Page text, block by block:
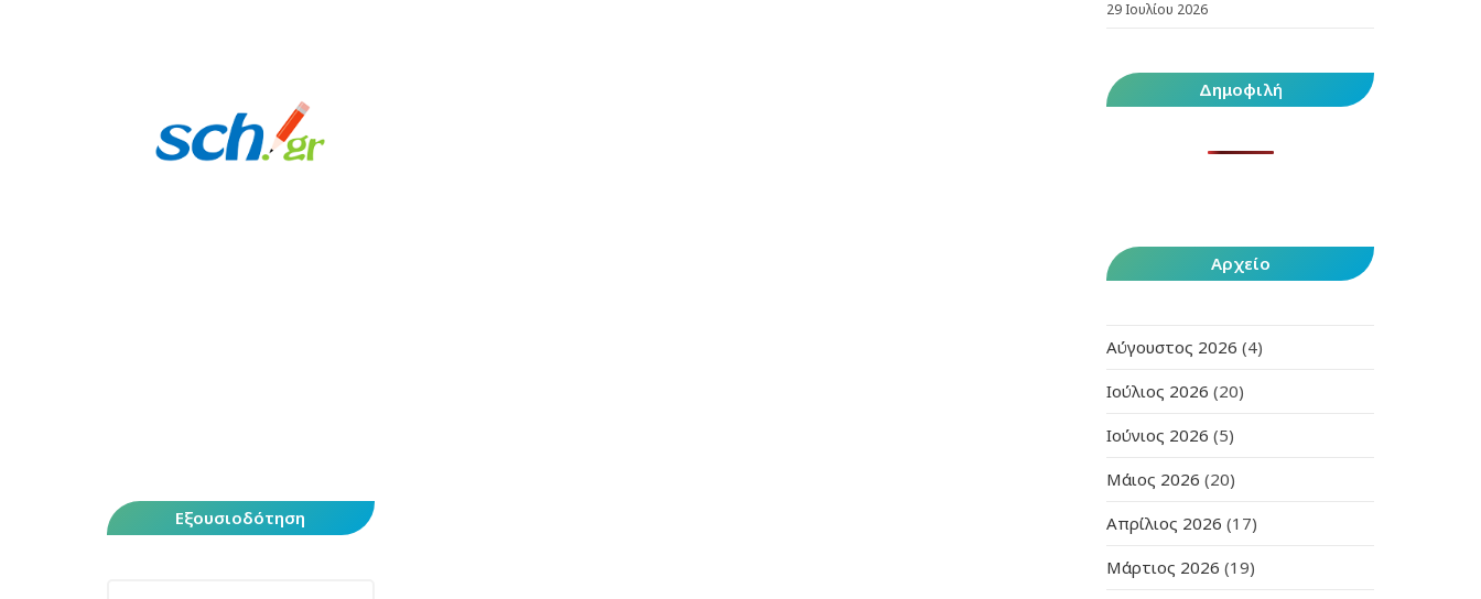
Εξουσιοδότηση
29 Ιουλίου 2026
Δημοφιλή
Αρχείο
Αύγουστος 2026 (4)
Ιούλιος 2026 (20)
Ιούνιος 2026 (5)
Μάιος 2026 (20)
Απρίλιος 2026 (17)
Μάρτιος 2026 (19)